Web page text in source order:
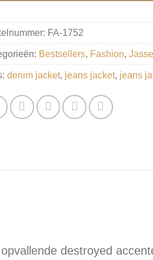
FA-1752
Bestsellers, Fashion,
denim jacket, jeans jacket, jeans
destroyed